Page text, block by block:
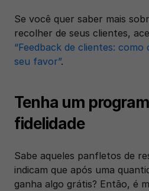
Se você quer saber mais
“Feedback de clientes:
seu favor”.
Tenha um
fidelidade
Sabe aqueles panfletos de
indicam que após uma
ganha algo grátis? Então, é